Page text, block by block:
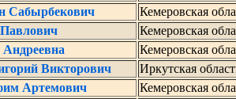
Сабырбекович Кемеровская
Кемеровская
Кемеровская
Викторович Иркутская
Артемович Кемеровская